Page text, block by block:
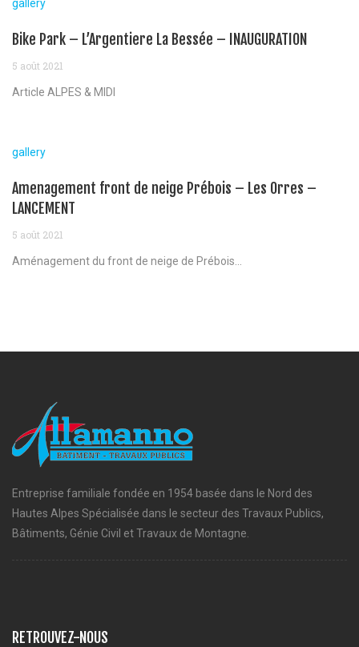
gallery
Bike Park – L’Argentiere La Bessée – INAUGURATION
5 août 2021
Article ALPES & MIDI
gallery
Amenagement front de neige Prébois – Les Orres –
LANCEMENT
5 août 2021
Aménagement du front de neige de Prébois...
Entreprise familiale fondée en 1954 basée dans le Nord des
Hautes Alpes Spécialisée dans le secteur des Travaux Publics,
Bâtiments, Génie Civil et Travaux de Montagne.
RETROUVEZ-NOUS